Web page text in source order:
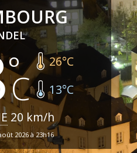
26°C
13°C
20 km/h
2026 à 23h16